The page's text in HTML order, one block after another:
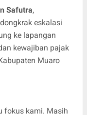
Safutra,
eskalasi
ke lapangan
kewajiban pajak
Muaro
fokus kami. Masih